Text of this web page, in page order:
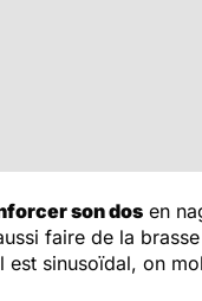
son dos en
faire de la
sinusoïdal, on